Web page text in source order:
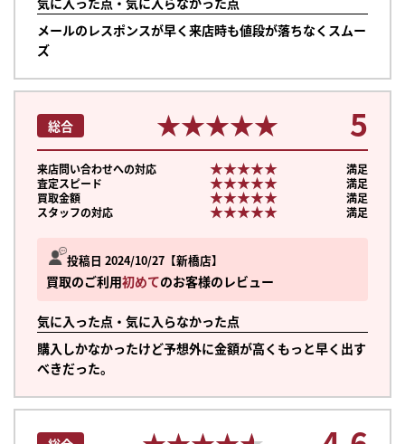
メールのレスポンスが早く来店時も値段が落ちなくスムー
ズ
投稿日 2024/10/27 新橋店
買取のご利用初めてのお客様のレビュー
気に入った点・気に入らなかった点
購入しかなかったけど予想外に金額が高くもっと早く出す
べきだった。
総合 ★★★★★
★★★★★ 5
来店問い合わせへの対応 ★★★★★
★★★★★
満足
査定スピード
★★★★★
★★★★★
満足
買取金額
★★★★★
★★★★★
満足
スタッフの対応
★★★★★
★★★★★ 満足